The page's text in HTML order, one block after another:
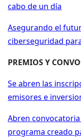
cabo de un día
Asegurando el
ciberseguridad
PREMIOS Y
Se abren las
emisores e
Abren
programa creado